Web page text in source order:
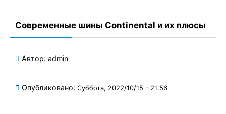
Современные шины Continental и их плюсы
Автор: admin
Опубликовано: Суббота, 2022/10/15 - 21:56